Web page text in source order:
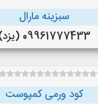
سبزینه مارال
09961777433 (یزد)
کود ورمی کمپوست